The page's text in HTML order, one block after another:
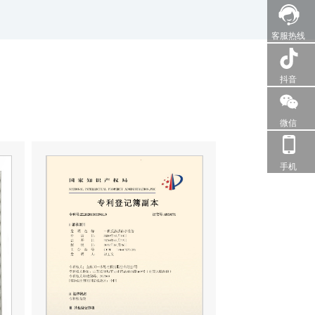
客服热线
抖音
微信
手机